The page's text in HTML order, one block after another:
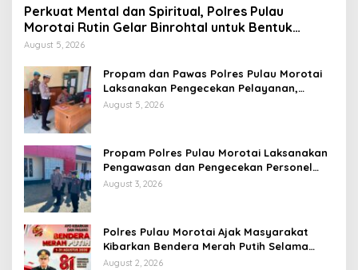
Perkuat Mental dan Spiritual, Polres Pulau
Morotai Rutin Gelar Binrohtal untuk Bentuk
Personel Berintegritas
August 5, 2026
Propam dan Pawas Polres Pulau Morotai
Laksanakan Pengecekan Pelayanan,
Pastikan Masyarakat Mendapat
August 5, 2026
Propam Polres Pulau Morotai Laksanakan
Pengawasan dan Pengecekan Personel
Saat Apel Serah Terima Piket Fungsi
August 3, 2026
Polres Pulau Morotai Ajak Masyarakat
Kibarkan Bendera Merah Putih Selama
Bulan Kemerdekaan
August 2, 2026